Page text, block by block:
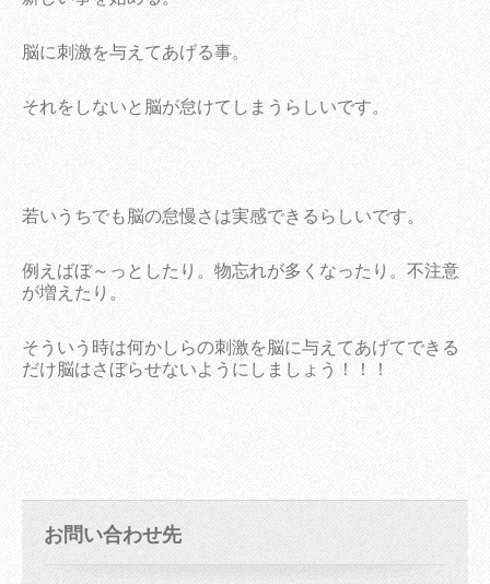
脳に刺激を与えてあげる事。
それをしないと脳が怠けてしまうらしいです。
若いうちでも脳の怠慢さは実感できるらしいです。
例えばぼ～っとしたり。物忘れが多くなったり。不注意
が増えたり。
そういう時は何かしらの刺激を脳に与えてあげてできる
だけ脳はさぼらせないようにしましょう！！！
お問い合わせ先